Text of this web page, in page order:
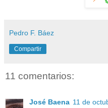
Pedro F. Báez
Compartir
11 comentarios:
José Baena 11 de